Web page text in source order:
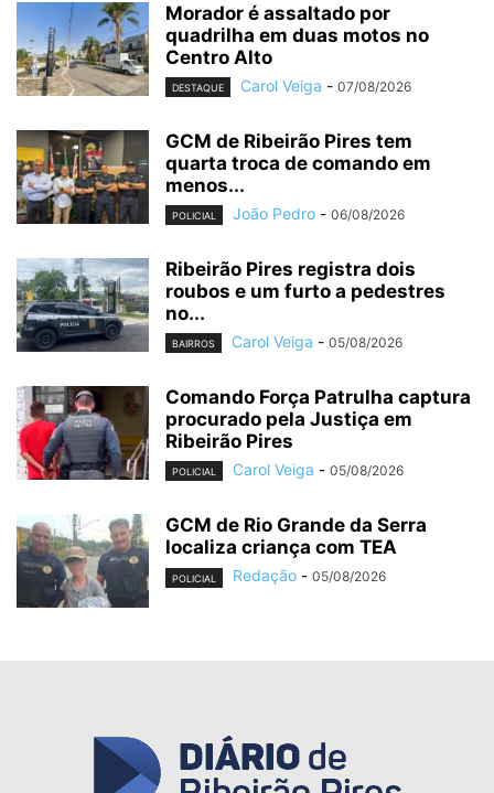
Morador é assaltado por
quadrilha em duas motos no
Centro Alto
DESTAQUE Carol Veiga - 07/08/2026
GCM de Ribeirão Pires tem
quarta troca de comando em
menos...
POLICIAL João Pedro - 06/08/2026
Ribeirão Pires registra dois
roubos e um furto a pedestres
no...
BAIRROS Carol Veiga - 05/08/2026
Comando Força Patrulha captura
procurado pela Justiça em
Ribeirão Pires
POLICIAL Carol Veiga - 05/08/2026
GCM de Rio Grande da Serra
localiza criança com TEA
POLICIAL Redação - 05/08/2026